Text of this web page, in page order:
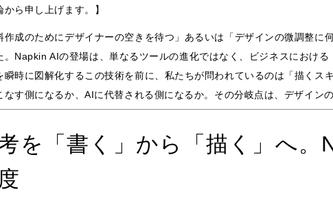
から申し上げます。】
作成のためにデザイナーの空きを待つ」あるいは「デザインの微調整
。Napkin AIの登場は、単なるツールの進化ではなく、ビジネスにおけ
瞬時に図解化するこの技術を前に、私たちが問われているのは「描く
なす側になるか、AIに代替される側になるか。その分岐点は、デザイン
を「書く」から「描く」へ